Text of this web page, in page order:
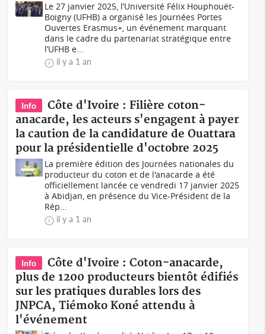
Le 27 janvier 2025, l’Université Félix Houphouët-
Boigny (UFHB) a organisé les Journées Portes
Ouvertes Erasmus+, un événement marquant
dans le cadre du partenariat stratégique entre
l’UFHB e...
il y a 1 an
Info
Côte d'Ivoire : Filière coton-
anacarde, les acteurs s'engagent à payer
la caution de la candidature de Ouattara
pour la présidentielle d'octobre 2025
La première édition des Journées nationales du
producteur du coton et de l'anacarde a été
officiellement lancée ce vendredi 17 janvier 2025
à Abidjan, en présence du Vice-Président de la
Rép...
il y a 1 an
Info
Côte d'Ivoire : Coton-anacarde,
plus de 1200 producteurs bientôt édifiés
sur les pratiques durables lors des
JNPCA, Tiémoko Koné attendu à
l'événement